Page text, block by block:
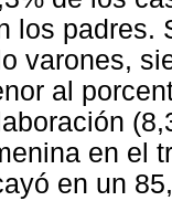
los padres.
varones,
al
en el
en un